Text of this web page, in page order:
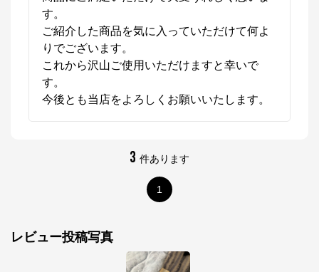
す。
ご紹介した商品を気に入っていただけて何よ
りでございます。
これから沢山ご使用いただけますと幸いで
す。
今後とも当店をよろしくお願いいたします。
3 件あります
1
レビュー投稿写真
ねむりのアトリエOnlineSHOP
※外部サイトが開きます